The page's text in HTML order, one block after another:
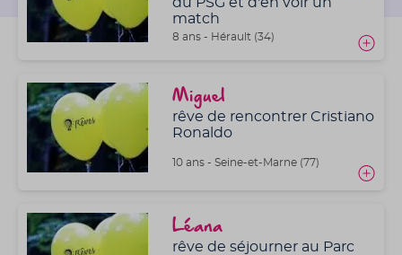
match
8 ans - Hérault (34)
Miguel
rêve de rencontrer Cristiano
Ronaldo
10 ans - Seine-et-Marne (77)
Léana
rêve de séjourner au Parc